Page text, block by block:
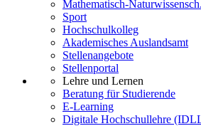
Mathematisch-
Sport
Hochschulkolleg
Akademisches Auslandsamt
Stellenangebote
Stellenportal
Lehre und Lernen
Beratung für Studierende
E-Learning
Digitale Hochschullehre